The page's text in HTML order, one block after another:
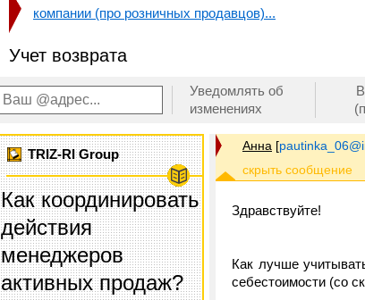
компании (про розничных продавцов)...
Учет возврата
Уведомлять об
изменениях
TRIZ-RI Group
Как координировать
действия
менеджеров
активных продаж?
Анна [
Здравствуйте!
Как лучше
себестоимости (со